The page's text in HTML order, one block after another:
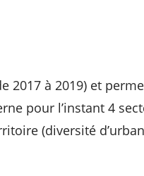
2017 à 2019) et
pour l’instant 4
(diversité